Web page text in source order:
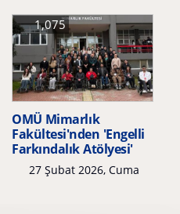
OMÜ Mimarlık
Fakültesi'nden 'Engelli
Farkındalık Atölyesi'
27 Şubat 2026, Cuma
1,075